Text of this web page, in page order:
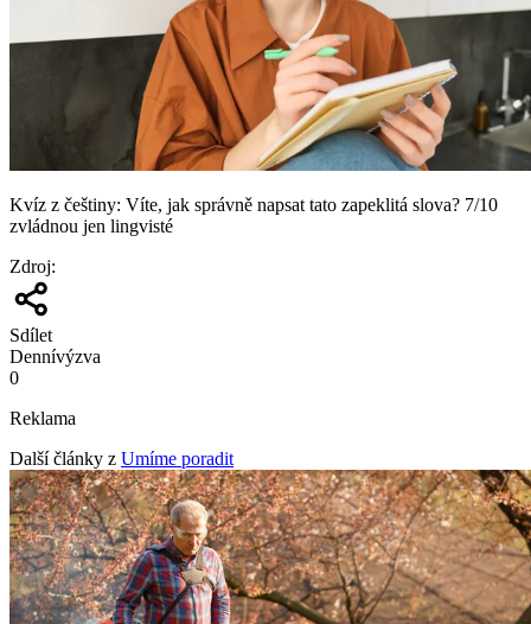
Kvíz z češtiny: Víte, jak správně napsat tato zapeklitá slova? 7/10
zvládnou jen lingvisté
Zdroj:
Sdílet
Dennívýzva
0
Reklama
Další články z Umíme poradit